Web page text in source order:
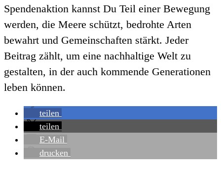
Spendenaktion kannst Du Teil einer Bewegung
werden, die Meere schützt, bedrohte Arten
bewahrt und Gemeinschaften stärkt. Jeder
Beitrag zählt, um eine nachhaltige Welt zu
gestalten, in der auch kommende Generationen
leben können.
teilen
teilen
E-Mail
drucken